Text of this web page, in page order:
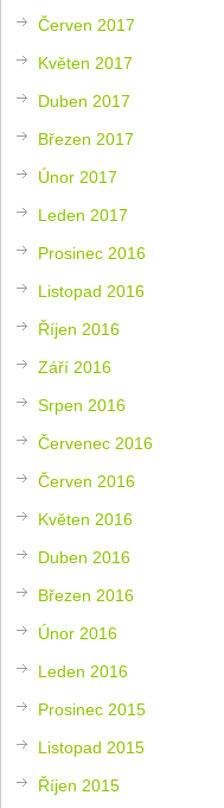
Červen 2017
Květen 2017
Duben 2017
Březen 2017
Únor 2017
Leden 2017
Prosinec 2016
Listopad 2016
Říjen 2016
Září 2016
Srpen 2016
Červenec 2016
Červen 2016
Květen 2016
Duben 2016
Březen 2016
Únor 2016
Leden 2016
Prosinec 2015
Listopad 2015
Říjen 2015